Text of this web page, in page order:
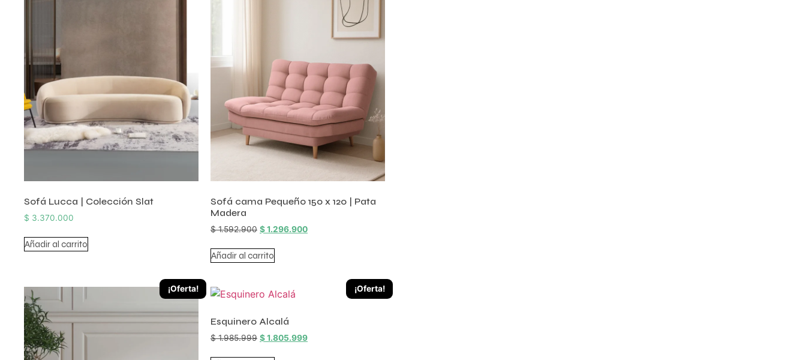
Sofá Lucca | Colección Slat
$ 3.370.000
Añadir al carrito
Sofá cama Pequeño 150 x 120 | Pata
Madera
$1.592.900 $1.296.900
Añadir al carrito
¡Oferta! ¡Oferta!
Esquinero Alcalá
$1.985.999 $1.805.999